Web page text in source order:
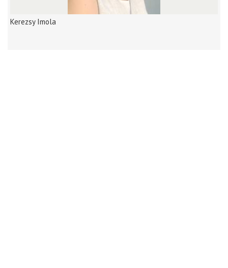
Kerezsy Imola